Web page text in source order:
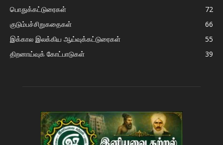
பொதுக்கட்டுரைகள்
72
குடும்பச்சிறுகதைகள்
66
இக்கால இலக்கிய ஆய்வுக்கட்டுரைகள்
55
திறனாய்வுக் கோட்பாடுகள்
39